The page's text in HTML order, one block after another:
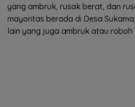
yang ambruk, rusak berat, dan
mayoritas berada di Desa
lain yang juga ambruk atau roboh